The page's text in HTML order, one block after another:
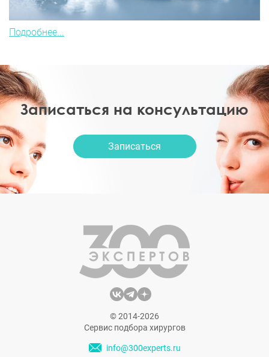
Подробнее...
Записаться на консультацию
Записаться
© 2014-2026
Сервис подбора хирургов
info@300experts.ru